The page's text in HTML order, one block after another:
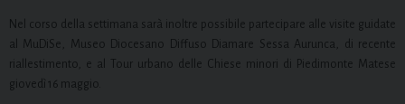
Nel corso della settimana sarà inoltre possibile partecipare alle visite guidate
al MuDiSe, Museo Diocesano Diffuso Diamare Sessa Aurunca, di recente
riallestimento, e al Tour urbano delle Chiese minori di Piedimonte Matese
giovedì 16 maggio.